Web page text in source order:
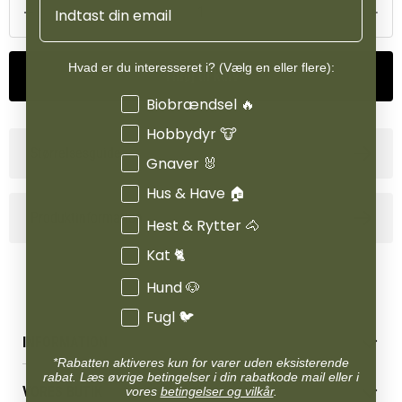
Tilføj til kurv
Produktinformation
INFORMATION
Betingelser & vilkår
Reklamations- & fortrydelsesret
VORES BUTIK
Hvad er du interesseret i? (Vælg en eller flere):
Interesser
Biobrændsel 🔥
Hobbydyr 🐮
Gnaver 🐰
Hus & Have 🏠
Hest & Rytter 🐴
Kat 🐈
Hund 🐶
Fugl 🐦
*Rabatten aktiveres kun for varer uden eksisterende
rabat. Læs øvrige betingelser i din rabatkode mail eller i
vores betingelser og vilkår.